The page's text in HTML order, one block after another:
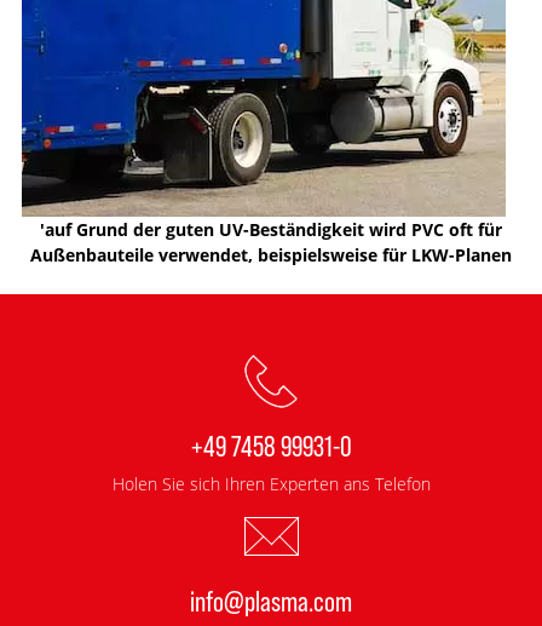
'auf Grund der guten UV-Beständigkeit wird PVC oft für
Außenbauteile verwendet, beispielsweise für LKW-Planen
+49 7458 99931-0
Holen Sie sich Ihren Experten ans Telefon
info@plasma.com